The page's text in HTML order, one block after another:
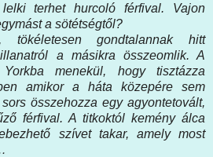
terhet hurcoló férfival. Vajon
a sötétségtől?
gondtalannak hitt
a másikra összeomlik. A
menekül, hogy tisztázza
amikor a háta közepére sem
összehozza egy agyontetovált,
férfival. A titkoktól kemény álca
szívet takar, amely most